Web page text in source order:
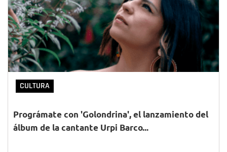
CULTURA
Prográmate con 'Golondrina', el lanzamiento del
álbum de la cantante Urpi Barco...